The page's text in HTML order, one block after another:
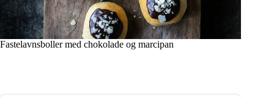
Fastelavnsboller med chokolade og marcipan